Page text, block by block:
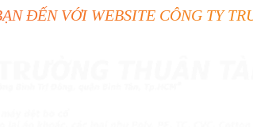
WEBSITE CÔNG TY TRƯỜNG